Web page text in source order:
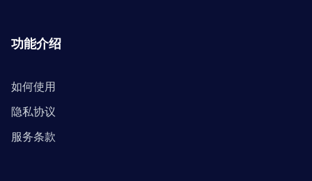
功能介绍
如何使用
隐私协议
服务条款